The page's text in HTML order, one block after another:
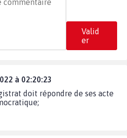
Valid
er
à 02:20:23
doit répondre de ses acte